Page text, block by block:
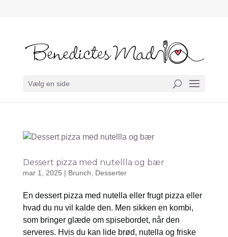
Vælg en side
Dessert pizza med nutellla og bær
mar 1, 2025 | Brunch Desserter
En dessert pizza med nutella eller frugt pizza eller
hvad du nu vil kalde den. Men sikken en kombi,
som bringer glæde om spisebordet, når den
serveres. Hvis du kan lide brød, nutella og friske